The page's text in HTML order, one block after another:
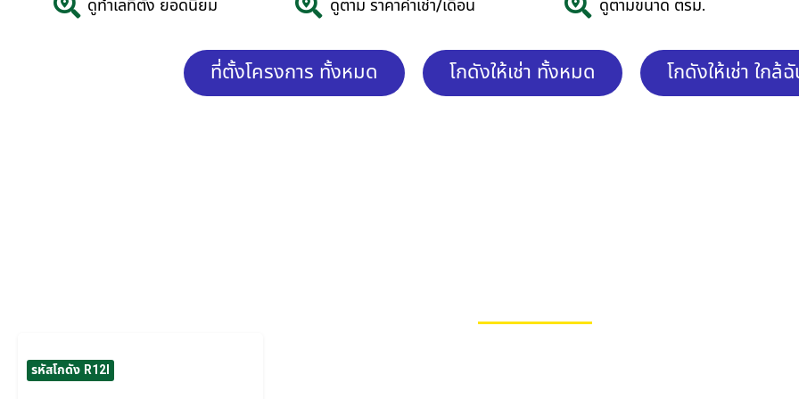
ดูทำเลที่ตั้ง ยอดนิยม ดูตาม ราคาค่าเช่า/เดือน ดูตามขนาด ตรม.
ที่ตั้งโครงการ ทั้งหมด โกดังให้เช่า ทั้งหมด โกดังให้เช่า ใกล้
รหัสโกดัง R12I